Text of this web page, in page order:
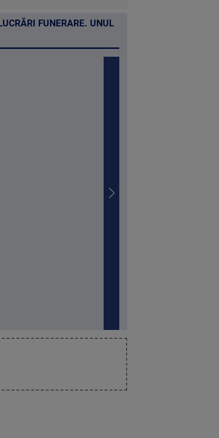
FUNERARE. UNUL